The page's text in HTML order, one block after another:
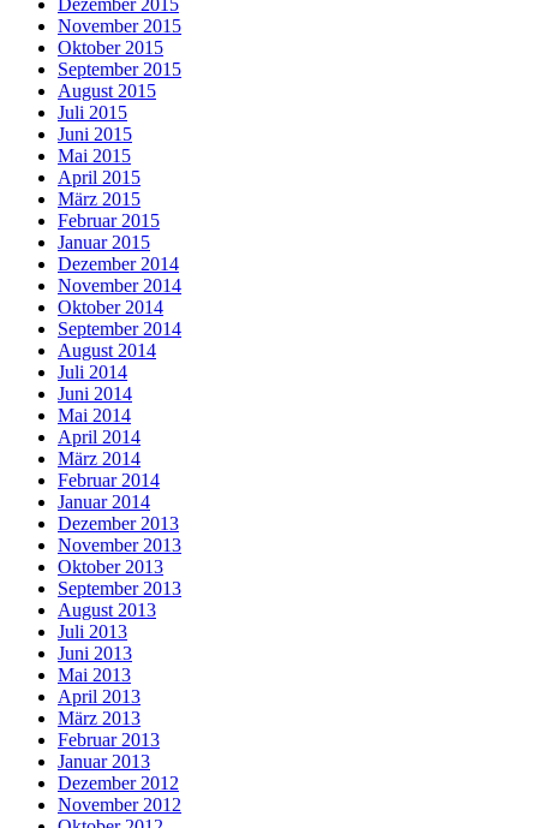
November 2015
Oktober 2015
September 2015
August 2015
Juli 2015
Juni 2015
Mai 2015
April 2015
März 2015
Februar 2015
Januar 2015
Dezember 2014
November 2014
Oktober 2014
September 2014
August 2014
Juli 2014
Juni 2014
Mai 2014
April 2014
März 2014
Februar 2014
Januar 2014
Dezember 2013
November 2013
Oktober 2013
September 2013
August 2013
Juli 2013
Juni 2013
Mai 2013
April 2013
März 2013
Februar 2013
Januar 2013
Dezember 2012
November 2012